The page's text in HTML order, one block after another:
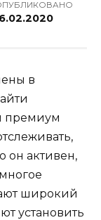
в
премиум
он активен,
широкий
установить